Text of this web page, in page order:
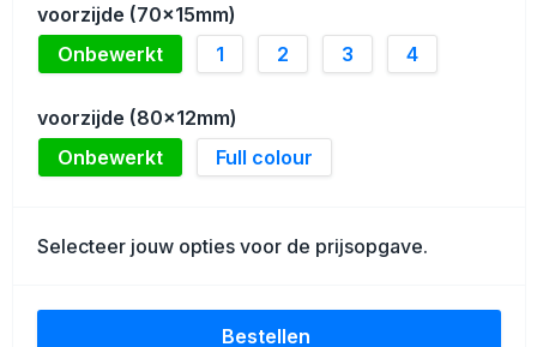
Goodiebags
voorzijde (70x15mm)
Onbewerkt
1 2 3 4
voorzijde (80x12mm)
Onbewerkt
Full colour
Selecteer jouw opties voor de prijsopgave.
Bestellen